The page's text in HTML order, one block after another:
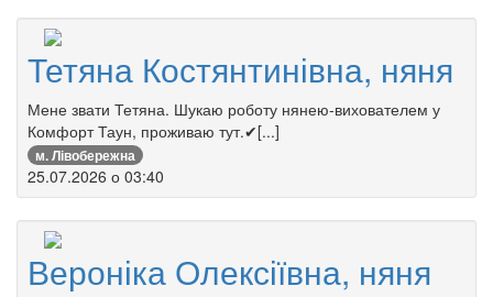
Тетяна Костянтинівна, няня
Мене звати Тетяна. Шукаю роботу нянею-вихователем у
Комфорт Таун, проживаю тут.✔[...]
м. Лівобережна
25.07.2026 о 03:40
Вероніка Олексіївна, няня